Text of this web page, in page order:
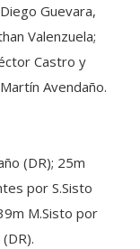
Guevara,
Valenzuela;
Castro y
Avendaño.
(DR); 25m
por S.Sisto
M.Sisto por